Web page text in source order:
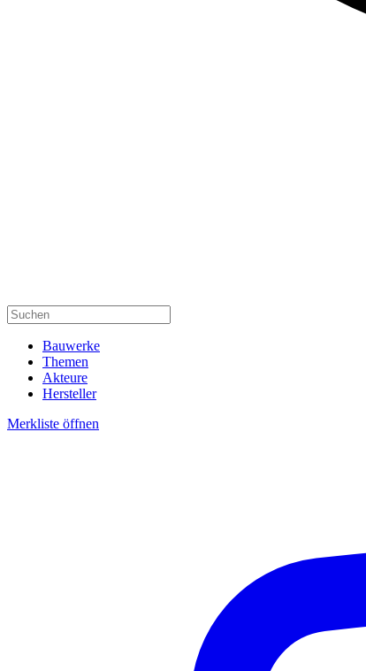
Bauwerke
Themen
Akteure
Hersteller
Merkliste öffnen